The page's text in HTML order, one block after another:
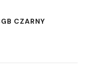
CZARNY